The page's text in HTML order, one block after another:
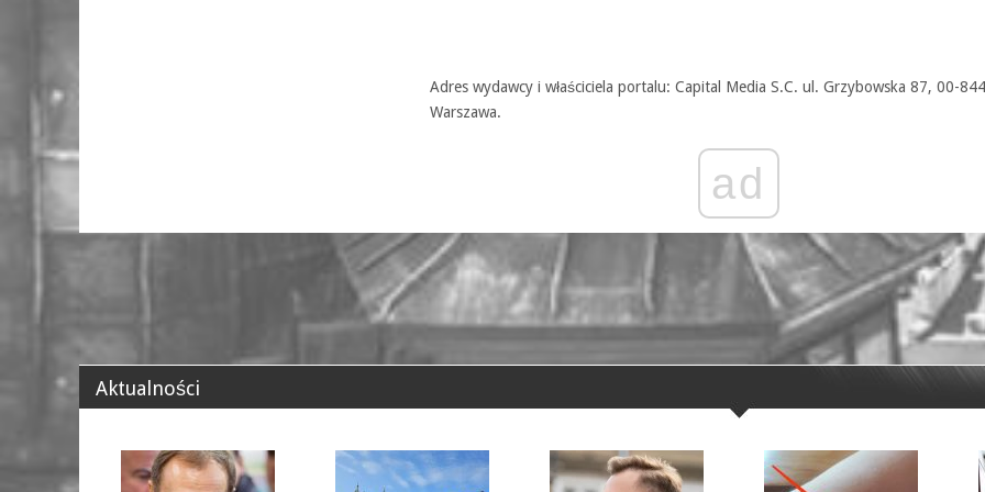
Adres wydawcy i właściciela portalu: Capital Media S.C. ul. Grzybowska 87, 00-844
Warszawa.
ad
Aktualności